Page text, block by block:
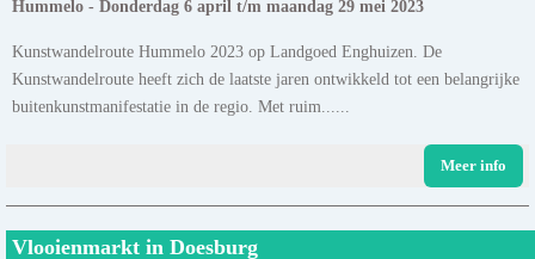
Hummelo - Donderdag 6 april t/m maandag 29 mei 2023
Kunstwandelroute Hummelo 2023 op Landgoed Enghuizen. De
Kunstwandelroute heeft zich de laatste jaren ontwikkeld tot een belangrijke
buitenkunstmanifestatie in de regio. Met ruim......
Meer info
Vlooienmarkt in Doesburg